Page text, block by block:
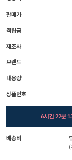
판매가
적립금
제조사
브랜드
내용량
상품번호
6시간 22분
배송비
(